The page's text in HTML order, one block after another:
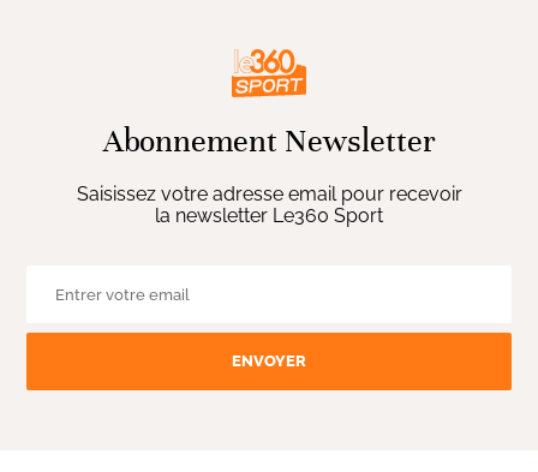
Abonnement Newsletter
Saisissez votre adresse email pour recevoir
la newsletter Le360 Sport
ENVOYER